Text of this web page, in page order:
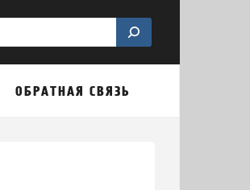
ОБРАТНАЯ СВЯЗЬ